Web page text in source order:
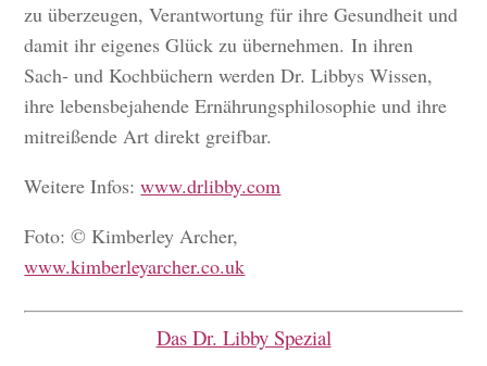
zu überzeugen, Verantwortung für ihre Gesundheit und
damit ihr eigenes Glück zu übernehmen. In ihren
Sach- und Kochbüchern werden Dr. Libbys Wissen,
ihre lebensbejahende Ernährungsphilosophie und ihre
mitreißende Art direkt greifbar.
Weitere Infos:www.drlibby.com
Foto: © Kimberley Archer,
www.kimberleyarcher.co.uk
Das Dr. Libby Spezial